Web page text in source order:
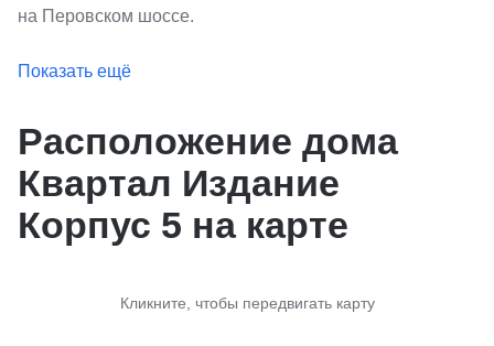
на Перовском шоссе.
Показать ещё
Расположение дома
Квартал Издание
Корпус 5 на карте
Кликните, чтобы передвигать карту